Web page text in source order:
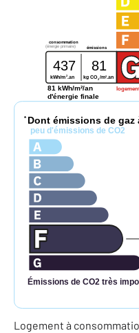
consommation
émissions
(énergie primaire)
437 81
kWh/m2.an kg CO2/m2 .an
81 kWh/m²/an
d'énergie finale
* Dont émissions de gaz
peu d'émissions de CO2
Émissions de CO2 très
Logement à